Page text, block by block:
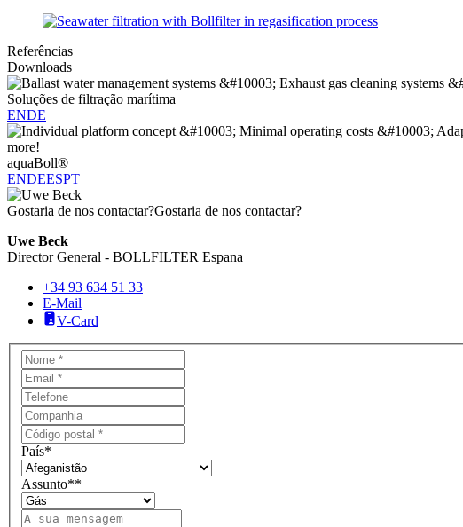
Referências
Downloads
Soluções de filtração marítima
ENDE
aquaBoll®
ENDEESPT
Gostaria de nos contactar?Gostaria de nos contactar?
Uwe Beck
Director General - BOLLFILTER Espana
+34 93 634 51 33
E-Mail
V-Card
País*
Assunto**